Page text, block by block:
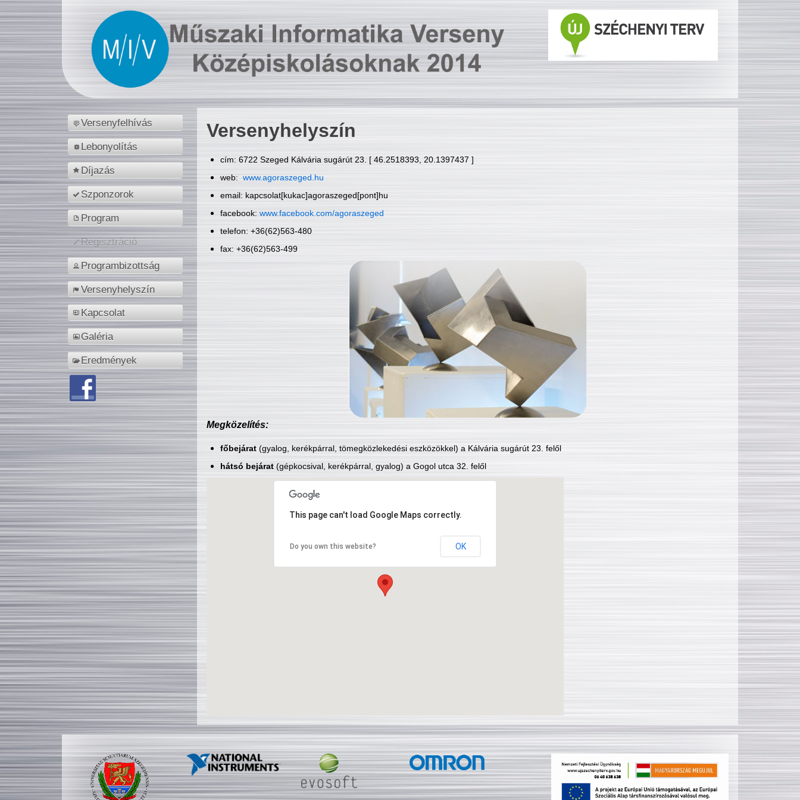
Versenyfelhívás
Lebonyolítás
Díjazás
Szponzorok
Program
Regisztráció
Programbizottság
Versenyhelyszín
Kapcsolat
Galéria
Eredmények
Versenyhelyszín
cím: 6722 Szeged Kálvária sugárút 23. [ 46.2518393, 20.1397437 ]
web: www.agoraszeged.hu
email: kapcsolat[kukac]agoraszeged[pont]hu
facebook: www.facebook.com/agoraszeged
telefon: +36(62)563-480
fax: +36(62)563-499
Megközelítés:
főbejárat(gyalog, kerékpárral, tömegközlekedési eszközökkel) a Kálvária sugárút 23. felől
hátsó bejárat(gépkocsival, kerékpárral, gyalog) a Gogol utca 32. felől
This page can't load Google Maps correctly.
Do you own this website? OK